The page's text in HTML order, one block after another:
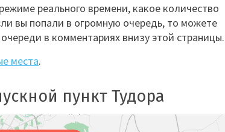
реального времени, какое количество
вы попали в огромную очередь, то можете
в комментариях внизу этой страницы.
места.
пункт Тудора